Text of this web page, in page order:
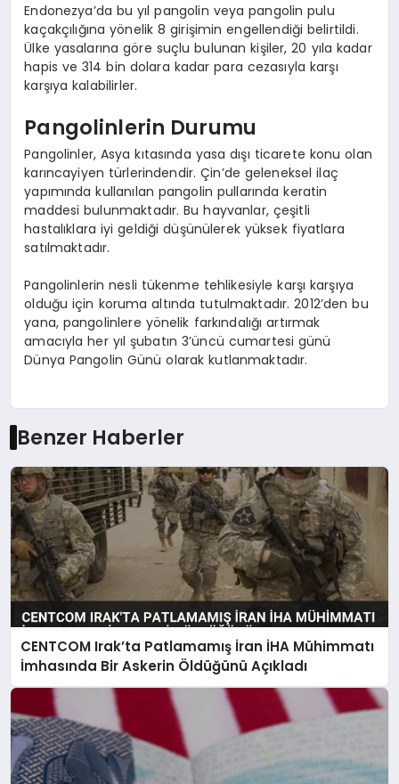
Endonezya’da bu yıl pangolin veya pangolin pulu
kaçakçılığına yönelik 8 girişimin engellendiği belirtildi.
Ülke yasalarına göre suçlu bulunan kişiler, 20 yıla kadar
hapis ve 314 bin dolara kadar para cezasıyla karşı
karşıya kalabilirler.
Pangolinlerin Durumu
Pangolinler, Asya kıtasında yasa dışı ticarete konu olan
karıncayiyen türlerindendir. Çin’de geleneksel ilaç
yapımında kullanılan pangolin pullarında keratin
maddesi bulunmaktadır. Bu hayvanlar, çeşitli
hastalıklara iyi geldiği düşünülerek yüksek fiyatlara
satılmaktadır.
Pangolinlerin nesli tükenme tehlikesiyle karşı karşıya
olduğu için koruma altında tutulmaktadır. 2012’den bu
yana, pangolinlere yönelik farkındalığı artırmak
amacıyla her yıl şubatın 3’üncü cumartesi günü
Dünya Pangolin Günü olarak kutlanmaktadır.
Benzer Haberler
CENTCOM Irak’ta Patlamamış İran İHA Mühimmatı
İmhasında Bir Askerin Öldüğünü Açıkladı